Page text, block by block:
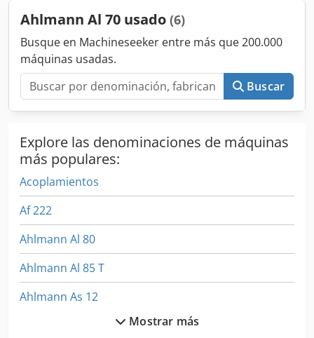
Ahlmann Al 70 usado (6)
Busque en Machineseeker entre más que 200.000
máquinas usadas.
Buscar
Explore las denominaciones de máquinas
más populares:
Acoplamientos
Af 222
Ahlmann Al 80
Ahlmann Al 85 T
Ahlmann As 12
Mostrar más